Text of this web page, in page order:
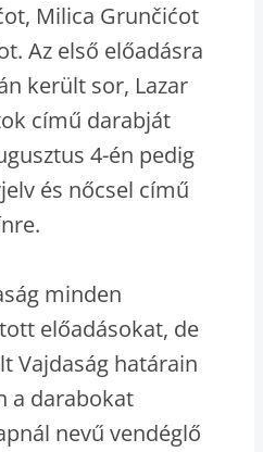
Milica Grunčićot
Az első előadásra
került sor, Lazar
című darabját
4-én pedig
és nőcsel című
minden
előadásokat, de
Vajdaság határain
a darabokat
nevű vendéglő